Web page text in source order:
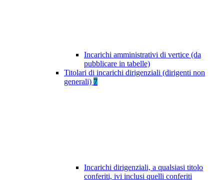
Incarichi amministrativi di vertice (da
pubblicare in tabelle)
Titolari di incarichi dirigenziali (dirigenti non
generali) 7
Incarichi dirigenziali, a qualsiasi titolo
conferiti, ivi inclusi quelli conferiti